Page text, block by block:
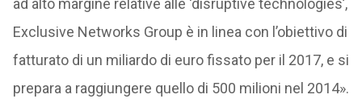
ad alto margine relative alle ‘disruptive technologies’,
Exclusive Networks Group è in linea con l’obiettivo di
fatturato di un miliardo di euro fissato per il 2017, e si
prepara a raggiungere quello di 500 milioni nel 2014».